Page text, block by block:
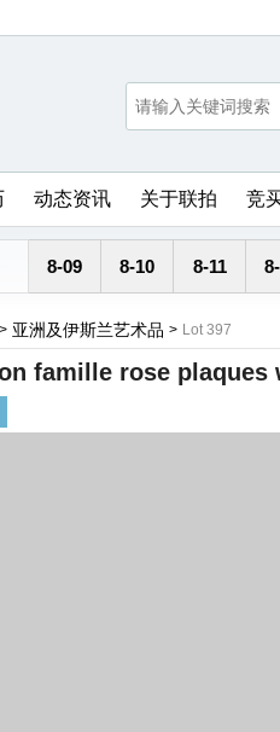
动态资讯 关于联拍 竞
8-09 8-10 8-11
> 亚洲及伊斯兰艺术品 > Lot 397
famille rose